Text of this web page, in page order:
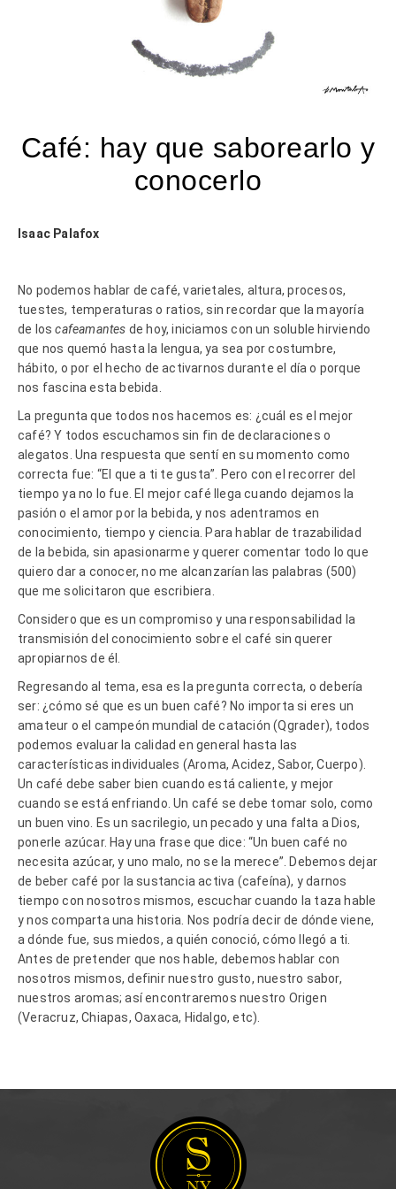
Café: hay que saborearlo y
conocerlo
Isaac Palafox
No podemos hablar de café, varietales, altura, procesos,
tuestes, temperaturas o ratios, sin recordar que la mayoría
de loscafeamantes de hoy, iniciamos con un soluble hirviendo
que nos quemó hasta la lengua, ya sea por costumbre,
hábito, o por el hecho de activarnos durante el día o porque
nos fascina esta bebida.
La pregunta que todos nos hacemos es: ¿cuál es el mejor
café? Y todos escuchamos sin fin de declaraciones o
alegatos. Una respuesta que sentí en su momento como
correcta fue: “El que a ti te gusta”. Pero con el recorrer del
tiempo ya no lo fue. El mejor café llega cuando dejamos la
pasión o el amor por la bebida, y nos adentramos en
conocimiento, tiempo y ciencia. Para hablar de trazabilidad
de la bebida, sin apasionarme y querer comentar todo lo que
quiero dar a conocer, no me alcanzarían las palabras (500)
que me solicitaron que escribiera.
Considero que es un compromiso y una responsabilidad la
transmisión del conocimiento sobre el café sin querer
apropiarnos de él.
Regresando al tema, esa es la pregunta correcta, o debería
ser: ¿cómo sé que es un buen café? No importa si eres un
amateur o el campeón mundial de catación (Qgrader), todos
podemos evaluar la calidad en general hasta las
características individuales (Aroma, Acidez, Sabor, Cuerpo).
Un café debe saber bien cuando está caliente, y mejor
cuando se está enfriando. Un café se debe tomar solo, como
un buen vino. Es un sacrilegio, un pecado y una falta a Dios,
ponerle azúcar. Hay una frase que dice: “Un buen café no
necesita azúcar, y uno malo, no se la merece”. Debemos dejar
de beber café por la sustancia activa (cafeína), y darnos
tiempo con nosotros mismos, escuchar cuando la taza hable
y nos comparta una historia. Nos podría decir de dónde viene,
a dónde fue, sus miedos, a quién conoció, cómo llegó a ti.
Antes de pretender que nos hable, debemos hablar con
nosotros mismos, definir nuestro gusto, nuestro sabor,
nuestros aromas; así encontraremos nuestro Origen
(Veracruz, Chiapas, Oaxaca, Hidalgo, etc).